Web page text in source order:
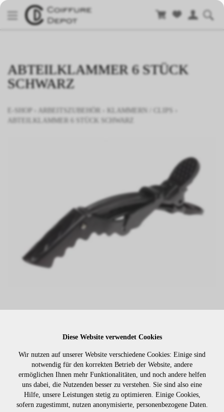
ABTEILKLAMMER 6 STÜCK
SCHWARZ
KLAMMERN / CLIPS
ABTEILKLAMMER 6 STÜCK SCHWARZ
Wiederbeschaffungsdauer auf Anfrage.
Die Preise sind erst nach dem
Merken
Diese Website verwendet Cookies
Wir nutzen auf unserer Website verschiedene Cookies: Einige sind
notwendig für den korrekten Betrieb der Website, andere
ermöglichen Ihnen mehr Funktionalitäten, und noch andere helfen
uns dabei, die Nutzenden besser zu verstehen. Sie sind also eine
Hilfe, unsere Leistungen stetig zu optimieren. Einige Cookies,
sofern zugestimmt, nutzen anonymisierte, personenbezogene Daten.